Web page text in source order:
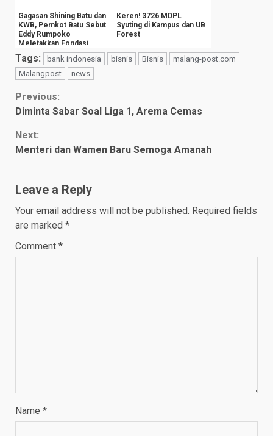
Gagasan Shining Batu dan
KWB, Pemkot Batu Sebut
Eddy Rumpoko
Meletakkan Fondasi
Wisata Dunia
Keren! 3726 MDPL
Syuting di Kampus dan UB
Forest
Tags: bank indonesia bisnis Bisnis
malang-post.com
Malangpost
news
Continue
Previous:
Diminta Sabar Soal Liga 1, Arema Cemas
Next:
Menteri dan Wamen Baru Semoga Amanah
Leave a Reply
Your email address will not be published. Required fields
are marked *
Comment *
Name *